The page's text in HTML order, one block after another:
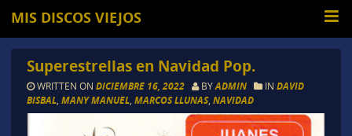
MIS DISCOS VIEJOS
Superestrellas en Navidad Pop.
WRITTEN ON DICIEMBRE 16, 2022 BYADMIN IN DAVID
BISBAL, MANY MANUEL, MARCOS LLUNAS, NAVIDAD